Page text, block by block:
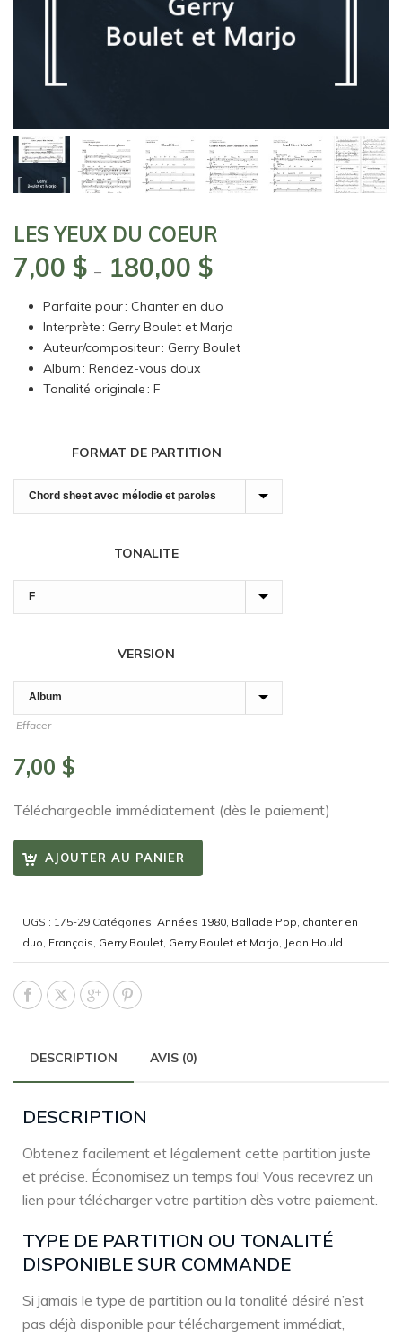
LES YEUX DU COEUR
7,00 $ – 180,00 $Plage
prix :
7,00 $
Parfaite pour : Chanter en duo
Interprète : Gerry Boulet et Marjo
Auteur/compositeur : Gerry Boulet
Album : Rendez-vous doux
Tonalité originale : F
FORMAT DE PARTITION
TONALITE
VERSION
Effacer
7,00 $
Téléchargeable immédiatement (dès le paiement)
AJOUTER AU PANIER
UGS : 175-29 Catégories: Années 1980, Ballade Pop, chanter en
duo, Français, Gerry Boulet, Gerry Boulet et Marjo, Jean Hould
DESCRIPTION AVIS (0)
DESCRIPTION
Obtenez facilement et légalement cette partition juste
et précise. Économisez un temps fou! Vous recevrez un
lien pour télécharger votre partition dès votre paiement.
TYPE DE PARTITION OU TONALITÉ
DISPONIBLE SUR COMMANDE
Si jamais le type de partition ou la tonalité désiré n’est
pas déjà disponible pour téléchargement immédiat,